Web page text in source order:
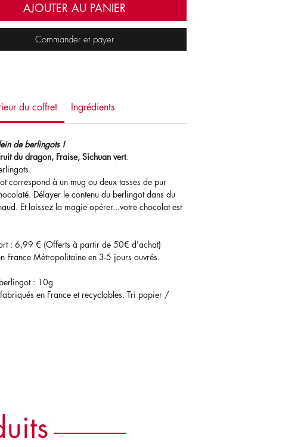
AJOUTER AU PANIER
Commander et payer
du coffret Ingrédients
de berlingots !
du dragon, Fraise, Sichuan vert.
correspond à un mug ou deux tasses de pur
Délayer le contenu du berlingot dans du
Et laissez la magie opérer...votre chocolat est
: 6,99 € (Offerts à partir de 50€ d'achat)
France Métropolitaine en 3-5 jours ouvrés.
: 10g
en France et recyclables. Tri papier /